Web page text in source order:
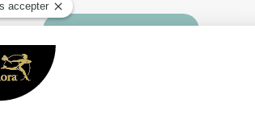
Faire livrer des fleurs
Interflora à Chamaret et